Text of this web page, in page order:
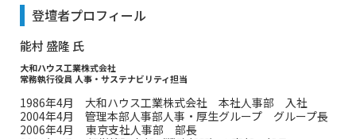
登壇者プロフィール
能村 盛隆 氏
大和ハウス工業株式会社
常務執行役員 人事・サステナビリティ担当
1986年4月 大和ハウス工業株式会社 本社人事部 入社
2004年4月 管理本部人事部人事・厚生グループ グループ長
2006年4月 東京支社人事部 部長